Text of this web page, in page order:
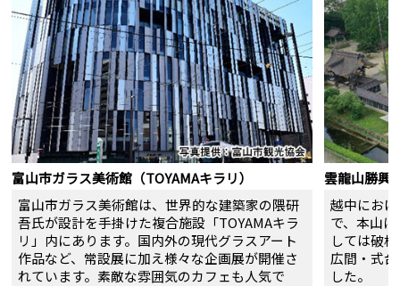
定休日
ご案内
富山市ガラス美術館（TOYAMAキラリ）
富山市ガラス美術館は、世界的な建築家の隈研
吾氏が設計を手掛けた複合施設「TOYAMAキラ
リ」内にあります。国内外の現代グラスアート
作品など、常設展に加え様々な企画展が開催さ
れています。素敵な雰囲気のカフェも人気で
雲龍山勝興
越中にお
で、本山
しては破
広間・式
した。